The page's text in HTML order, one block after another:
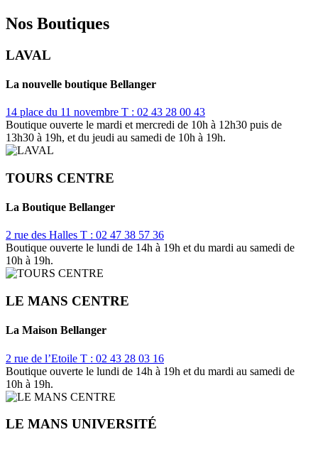
Nos Boutiques
LAVAL
La nouvelle boutique Bellanger
14 place du 11 novembre T : 02 43 28 00 43
Boutique ouverte le mardi et mercredi de 10h à 12h30 puis de
13h30 à 19h, et du jeudi au samedi de 10h à 19h.
TOURS CENTRE
La Boutique Bellanger
2 rue des Halles T : 02 47 38 57 36
Boutique ouverte le lundi de 14h à 19h et du mardi au samedi de
10h à 19h.
LE MANS CENTRE
La Maison Bellanger
2 rue de l’Etoile T : 02 43 28 03 16
Boutique ouverte le lundi de 14h à 19h et du mardi au samedi de
10h à 19h.
LE MANS UNIVERSITÉ